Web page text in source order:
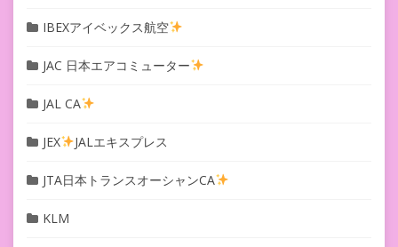
IBEXアイベックス航空
JAC 日本エアコミューター
JAL CA
JEX JALエキスプレス
JTA日本トランスオーシャンCA
KLM